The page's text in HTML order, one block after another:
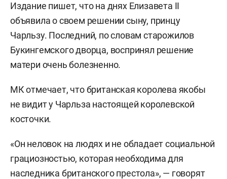
Издание пишет, что на днях Елизавета II
объявила о своем решении сыну, принцу
Чарльзу. Последний, по словам старожилов
Букингемского дворца, воспринял решение
матери очень болезненно.
МК отмечает, что британская королева якобы
не видит у Чарльза настоящей королевской
косточки.
«Он неловок на людях и не обладает социальной
грациозностью, которая необходима для
наследника британского престола», — говорят